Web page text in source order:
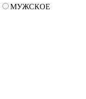
МУЖСКОЕ